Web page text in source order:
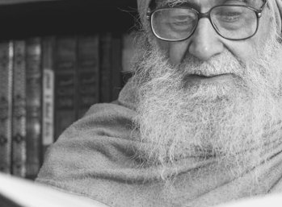
آتش فشاں کا سبق
خبرنامہ اسلامی مرکز- 275